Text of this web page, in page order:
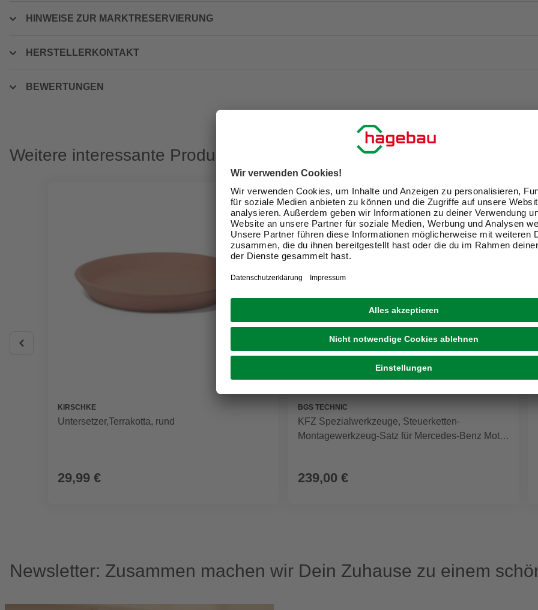
HINWEISE ZUR MARKTRESERVIERUNG
HERSTELLERKONTAKT
BEWERTUNGEN
Weitere interessante Produkte
KIRSCHKE
Untersetzer,Terrakotta, rund
29,99 €
BGS TECHNIC
KFZ Spezialwerkzeuge, Steuerketten-
Montagewerkzeug-Satz für Mercedes-Benz Motor
239,00 €
Newsletter: Zusammen machen wir Dein Zuhause zu einem